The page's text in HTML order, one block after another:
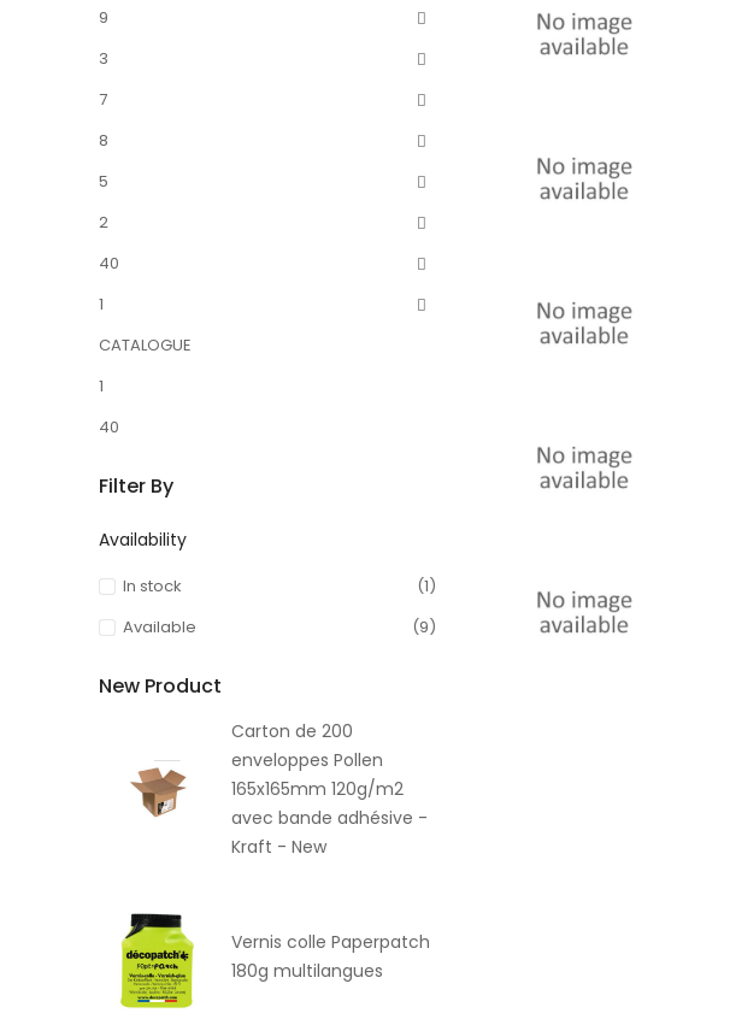
9
3
7
8
5
2
40
1
CATALOGUE
1
40
Filter By
Availability
In stock
(1)
Available
(9)
New Product
Carton de 200
enveloppes Pollen
165x165mm 120g/m2
avec bande adhésive -
Kraft - New
Vernis colle Paperpatch
180g multilangues